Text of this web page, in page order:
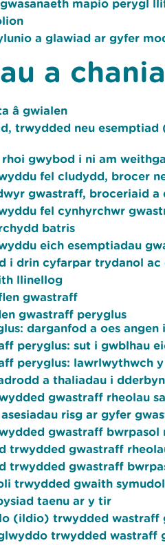
mapio perygl
a glawiad ar gyfer
a
â gwialen
trwydded neu esemptiad
rhoi gwybod i ni am
fel cludydd, brocer
gwastraff, broceriaid a
fel cynhyrchwr
batris
eich esemptiadau
i drin cyfarpar trydanol
llinellog
gwastraff
gwastraff peryglus
darganfod a oes
peryglus: sut i gwblhau
peryglus: lawrlwythwch
a thaliadau i
gwastraff rheolau
risg ar gyfer
gwastraff bwrpasol
trwydded gwastraff
trwydded gwastraff
trwydded gwaith symudol
taenu ar y tir
(ildio) trwydded wastraff
trwydded wastraff